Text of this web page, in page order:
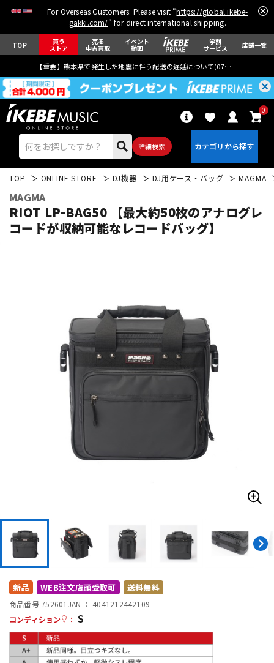
For Overseas Customers: Please visit "https://global.ikebe-
gakki.com/" for direct international shipping.
TOP 買う
ストア
売る
中古買取
イベント
動画
学割
サービス 店舗一覧
【重要】熊本県で発生した地震に伴う配送の遅延について(07月29日
詳細検索
0
ドラム パーカッション
キーボード 電子ピアノ
管楽器 その他楽器
DTM オンライン納品 レコーディング機器
配信/ライブ機器
中古 ヴィンテージ
TOP ONLINE STORE DJ機器 DJ用ケース・バッグ MAGMA
MAGMA
RIOT LP-BAG50 【最大約50枚のアナログレ
コードが収納可能なレコードバッグ】
新品 WEB注文店頭受取可 送料無料
商品番号 752601 JAN ： 4041212442109
コンディション
： S